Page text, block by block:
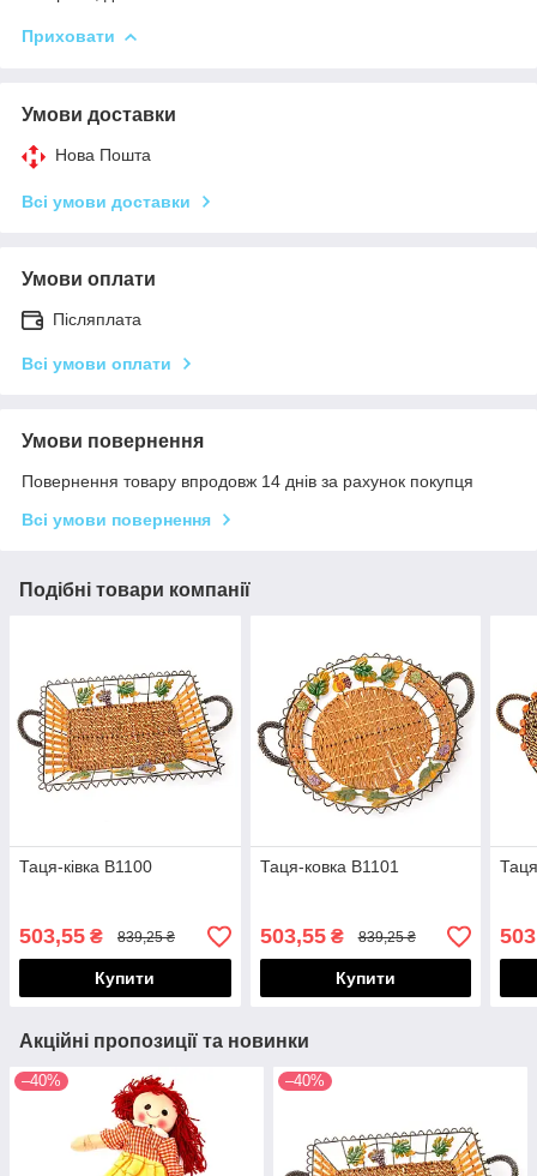
Приховати
Умови доставки
Нова Пошта
Всі умови доставки
Умови оплати
Післяплата
Всі умови оплати
Умови повернення
Повернення товару впродовж 14 днів за рахунок покупця
Всі умови повернення
Подібні товари компанії
Таця-ківка B1100
503,55 ₴ 839,25 ₴
Купити
Таця-ковка B1101
503,55₴ 839,25 ₴
Купити
Акційні пропозиції та новинки
–40% –40%